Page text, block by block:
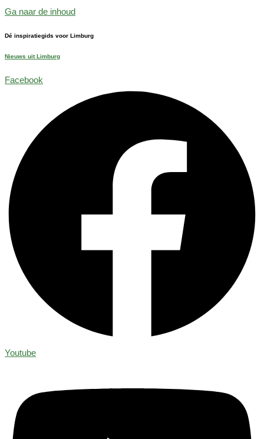
Ga naar de inhoud
Dé inspiratiegids voor Limburg
Nieuws uit Limburg
Facebook
Youtube